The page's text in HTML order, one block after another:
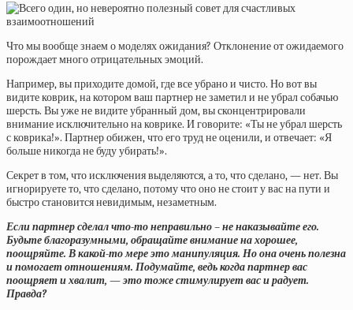
Что мы вообще знаем о моделях ожидания? Отклонение от ожидаемого
порождает много отрицательных эмоций.
Например, вы приходите домой, где все убрано и чисто. Но вот вы
видите коврик, на котором ваш партнер не заметил и не убрал собачью
шерсть. Вы уже не видите убранный дом, вы сконцентрировали
внимание исключительно на коврике. И говорите: «Ты не убрал шерсть
с коврика!». Партнер обижен, что его труд не оценили, и отвечает: «Я
больше никогда не буду убирать!».
Секрет в том, что исключения выделяются, а то, что сделано, — нет. Вы
игнорируете то, что сделано, потому что оно не стоит у вас на пути и
быстро становится невидимым, незаметным.
Если партнер сделал что-то неправильно – не наказывайте его.
Будьте благоразумными, обращайте внимание на хорошее,
поощряйте. В какой-то мере это манипуляция. Но она очень полезна
и помогает отношениям. Подумайте, ведь когда партнер вас
поощряет и хвалит, — это тоже стимулирует вас и радует.
Правда?